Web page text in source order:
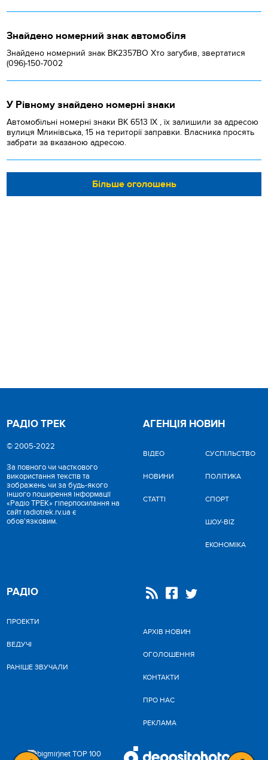
Знайдено номерний знак автомобіля
Знайдено номерний знак ВК2357ВО Хто загубив, звертатися
(096)-150-7002
У Рівному знайдено номерні знаки
Автомобільні номерні знаки BK 6513 IX , їх залишили за адресою
вулиця Млинівська, 15 на території заправки. Власника просять
забрати за вказаною адресою.
Більше оголошень
РАДІО ТРЕК
© 2005-2022
За повного чи часткового
використання текстів та
зображень чи за будь-якого
іншого поширення інформації
«Радіо ТРЕК» гіперпосилання на
сайт radiotrek.rv.ua є
обов'язковим.
АГЕНЦІЯ НОВИН
ВІДЕО
НОВИНИ
СТАТТІ
CУСПІЛЬСТВО
ПОЛІТИКА
СПОРТ
ШОУ-BIZ
ЕКОНОМІКА
РАДІО
ПРОЕКТИ
ВЕДУЧІ
РАНІШЕ ЗВУЧАЛИ
АРХІВ НОВИН
ОГОЛОШЕННЯ
КОНТАКТИ
ПРО НАС
РЕКЛАМА